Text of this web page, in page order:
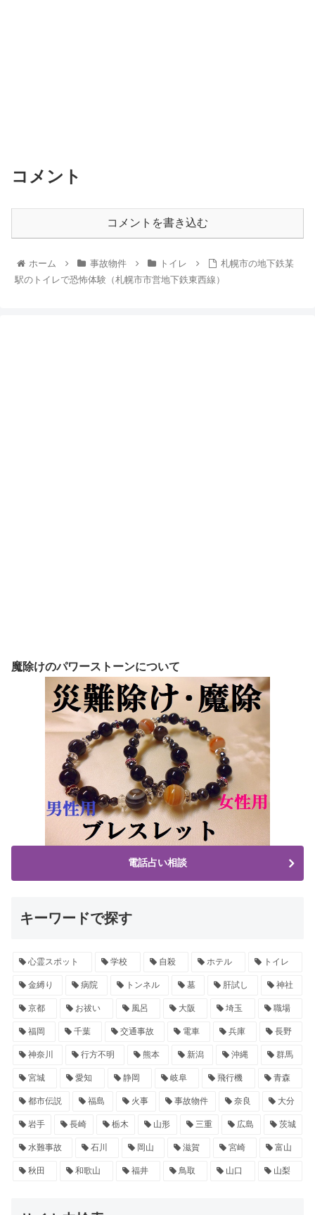
コメント
コメントを書き込む
ホーム 事故物件 トイレ
札幌市の地下鉄某
駅のトイレで恐怖体験（札幌市市営地下鉄東西線）
魔除けのパワーストーンについて
電話占い相談
キーワードで探す
心霊スポット 学校 自殺 ホテル トイレ
金縛り 病院 トンネル 墓 肝試し 神社
京都 お祓い 風呂 大阪 埼玉 職場
福岡 千葉 交通事故 電車 兵庫 長野
神奈川 行方不明 熊本 新潟 沖縄 群馬
宮城 愛知 静岡 岐阜 飛行機 青森
都市伝説 福島 火事 事故物件 奈良 大分
岩手 長崎 栃木 山形 三重 広島 茨城
水難事故 石川 岡山 滋賀 宮崎 富山
秋田 和歌山 福井 鳥取 山口 山梨